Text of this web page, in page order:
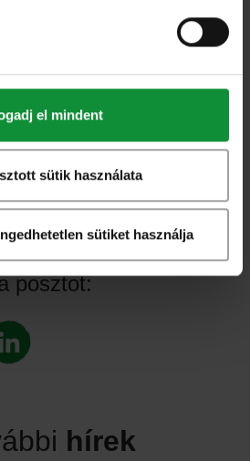
el mindent
sütik használata
sütiket használja
Magazin elismerése is azt
központú stratégiák
posztot:
hírek